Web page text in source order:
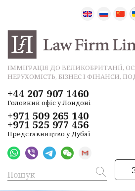
ІММІГРАЦІЯ ДО ВЕЛИКОБРИТАНІЇ,
НЕРУХОМІСТЬ, БІЗНЕС І ФІНАНСИ,
+44 207 907 1460
Головний офіс у Лондоні
+971 509 265 140
+971 525 977 456
Представництво у Дубаї